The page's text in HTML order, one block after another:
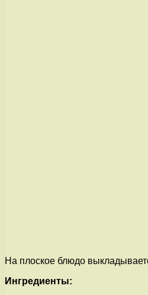
На плоское блюдо
Ингредиенты: